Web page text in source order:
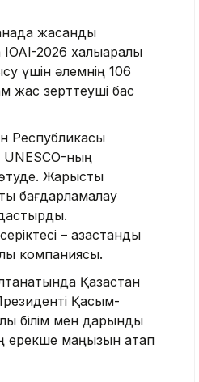
жасанды
2026 халықаралық
үшін әлемнің 106
жас зерттеуші бас
Республикасы
UNESCO-ның
Жарысты
бағдарламалау
– қазақстандық
компаниясы.
Қазақстан
Қасым-
білім мен дарынды
ерекше маңызын атап